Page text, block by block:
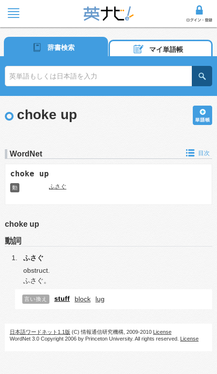
辞書検索 マイ単語帳
choke up
WordNet 目次
choke up
動 ふさぐ
choke up
動詞
ふさぐ
obstruct.
ふさぐ。
言い換え stuff block lug
日本語ワードネット1.1版 (C) 情報通信研究機構, 2009-2010 License
WordNet 3.0 Copyright 2006 by Princeton University. All rights reserved. License